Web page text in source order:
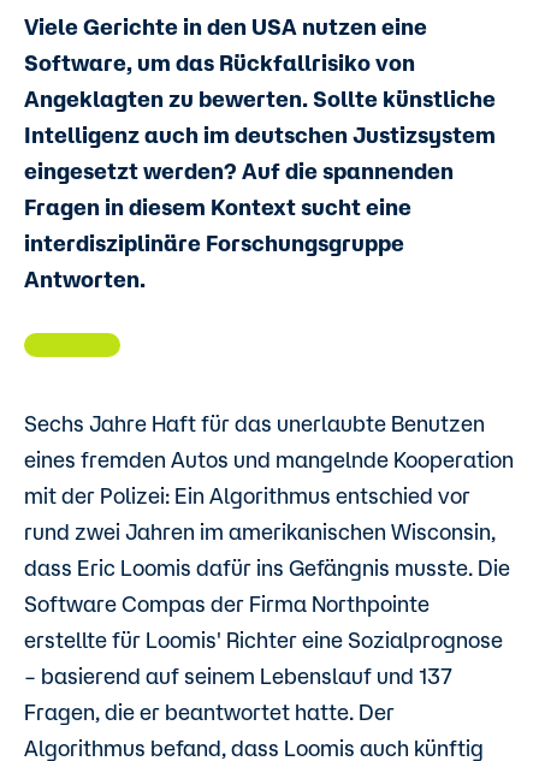
Viele Gerichte in den USA nutzen eine
Software, um das Rückfallrisiko von
Angeklagten zu bewerten. Sollte künstliche
Intelligenz auch im deutschen Justizsystem
eingesetzt werden? Auf die spannenden
Fragen in diesem Kontext sucht eine
interdisziplinäre Forschungsgruppe
Antworten.
Sechs Jahre Haft für das unerlaubte Benutzen
eines fremden Autos und mangelnde Kooperation
mit der Polizei: Ein Algorithmus entschied vor
rund zwei Jahren im amerikanischen Wisconsin,
dass Eric Loomis dafür ins Gefängnis musste. Die
Software Compas der Firma Northpointe
erstellte für Loomis' Richter eine Sozialprognose
– basierend auf seinem Lebenslauf und 137
Fragen, die er beantwortet hatte. Der
Algorithmus befand, dass Loomis auch künftig